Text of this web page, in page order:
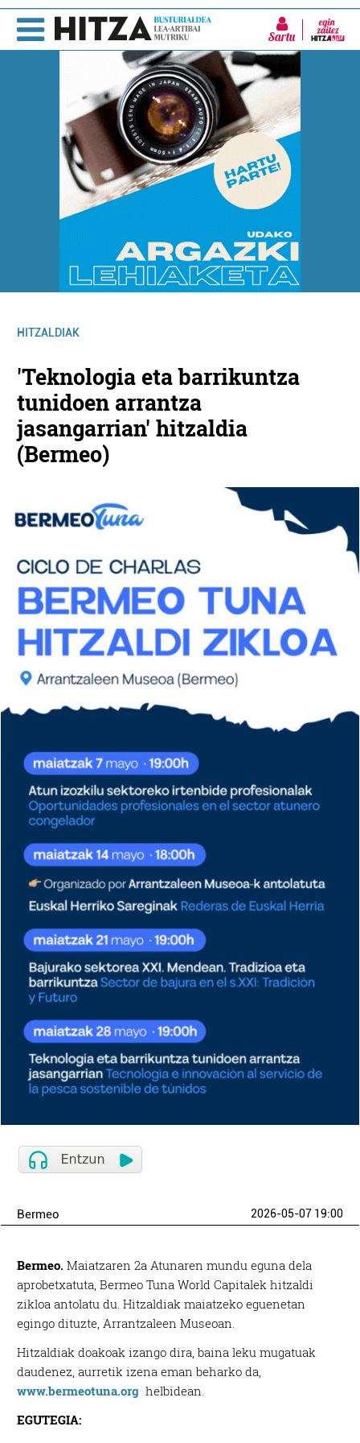
Sartu
HITZALDIAK
'Teknologia eta barrikuntza
tunidoen arrantza
jasangarrian' hitzaldia
(Bermeo)
Bermeo 2026-05-07 19:00
Bermeo. Maiatzaren 2a Atunaren mundu eguna dela
aprobetxatuta, Bermeo Tuna World Capitalek hitzaldi
zikloa antolatu du. Hitzaldiak maiatzeko eguenetan
egingo dituzte, Arrantzaleen Museoan.
Hitzaldiak doakoak izango dira, baina leku mugatuak
daudenez, aurretik izena eman beharko da,
www.bermeotuna.org helbidean.
EGUTEGIA: